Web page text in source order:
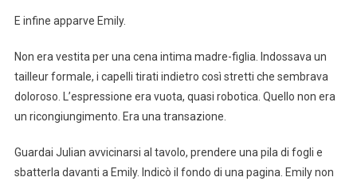
E infine apparve Emily.
Non era vestita per una cena intima madre-figlia. Indossava un
tailleur formale, i capelli tirati indietro così stretti che sembrava
doloroso. L’espressione era vuota, quasi robotica. Quello non era
un ricongiungimento. Era una transazione.
Guardai Julian avvicinarsi al tavolo, prendere una pila di fogli e
sbatterla davanti a Emily. Indicò il fondo di una pagina. Emily non